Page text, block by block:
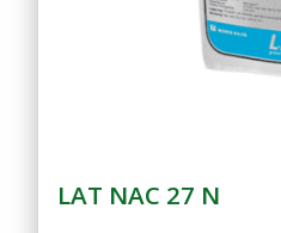
LAT NAC 27 N